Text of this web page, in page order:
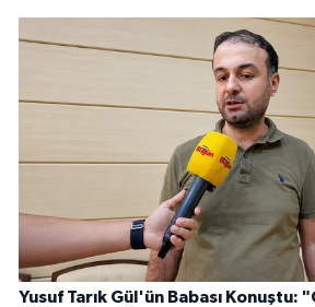
Yusuf Tarık Gül'ün Babası Konuştu: